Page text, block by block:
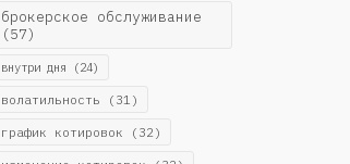
брокерское обслуживание
(57)
внутри дня (24)
волатильность (31)
график котировок (32)